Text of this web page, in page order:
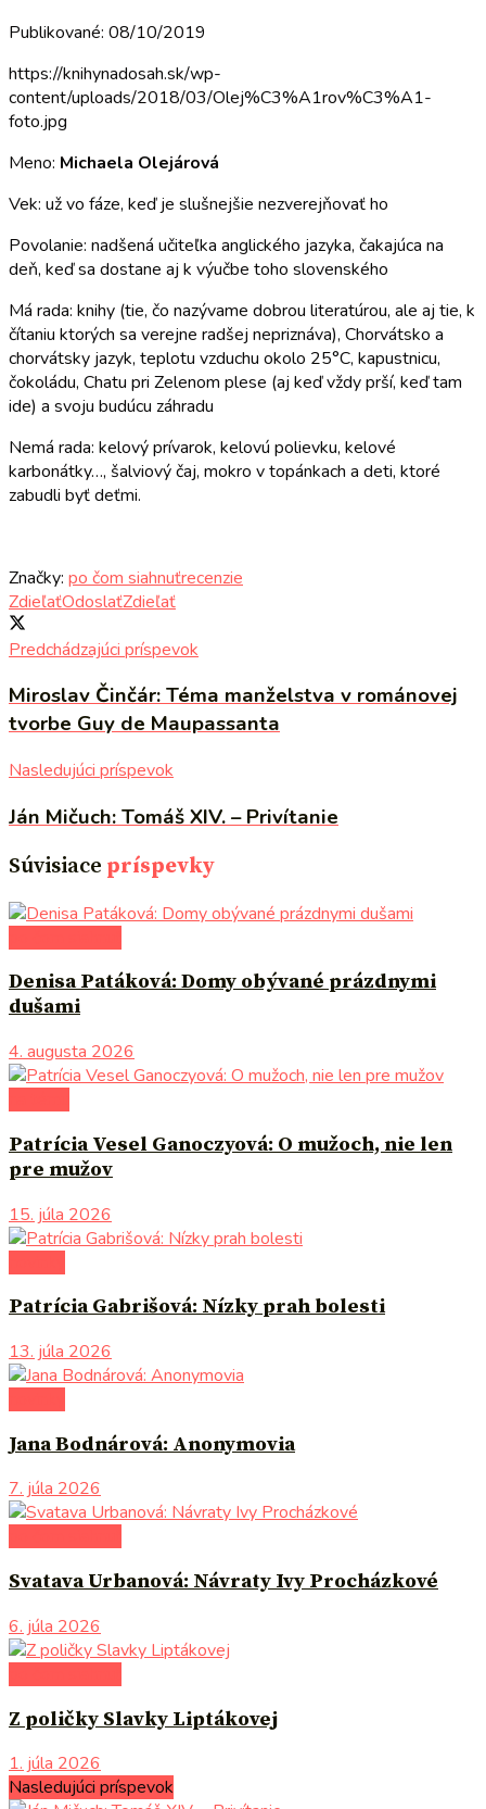
Publikované: 08/10/2019
https://knihynadosah.sk/wp-
content/uploads/2018/03/Olej%C3%A1rov%C3%A1-
foto.jpg
Meno: Michaela Olejárová
Vek: už vo fáze, keď je slušnejšie nezverejňovať ho
Povolanie: nadšená učiteľka anglického jazyka, čakajúca na
deň, keď sa dostane aj k výučbe toho slovenského
Má rada: knihy (tie, čo nazývame dobrou literatúrou, ale aj tie, k
čítaniu ktorých sa verejne radšej nepriznáva), Chorvátsko a
chorvátsky jazyk, teplotu vzduchu okolo 25°C, kapustnicu,
čokoládu, Chatu pri Zelenom plese (aj keď vždy prší, keď tam
ide) a svoju budúcu záhradu
Nemá rada: kelový prívarok, kelovú polievku, kelové
karbonátky…, šalviový čaj, mokro v topánkach a deti, ktoré
zabudli byť deťmi.
Značky: po čom siahnuťrecenzie
ZdieľaťOdoslaťZdieľať
Predchádzajúci príspevok
Miroslav Činčár: Téma manželstva v románovej
tvorbe Guy de Maupassanta
Nasledujúci príspevok
Ján Mičuch: Tomáš XIV. – Privítanie
Súvisiace príspevky
Denisa Patáková: Domy obývané prázdnymi
dušami
4. augusta 2026
Patrícia Vesel Ganoczyová: O mužoch, nie len
pre mužov
15. júla 2026
Patrícia Gabrišová: Nízky prah bolesti
13. júla 2026
Jana Bodnárová: Anonymovia
7. júla 2026
Svatava Urbanová: Návraty Ivy Procházkové
6. júla 2026
Z poličky Slavky Liptákovej
1. júla 2026
Nasledujúci príspevok